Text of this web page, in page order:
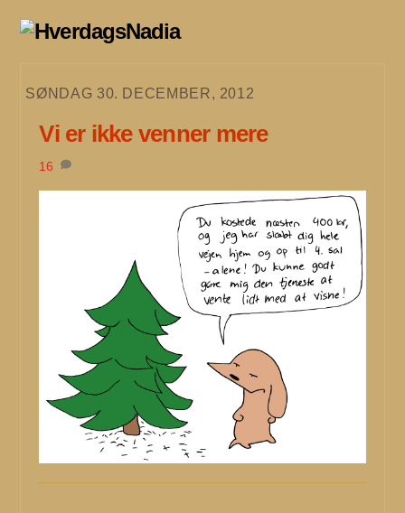
SØNDAG 30. DECEMBER, 2012
Vi er ikke venner mere
16